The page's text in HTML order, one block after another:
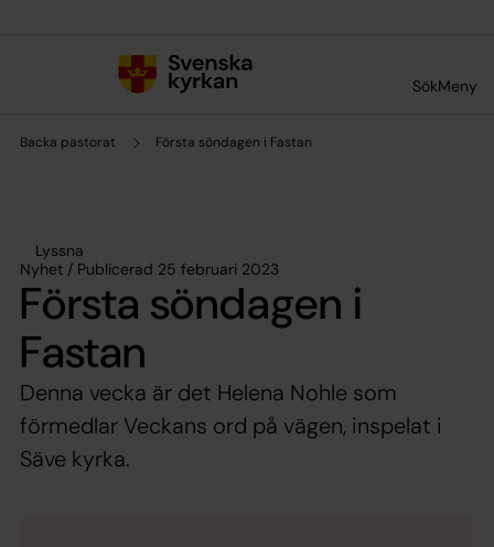
SökMeny
Backa pastorat Första söndagen i Fastan
Lyssna
Nyhet / Publicerad 25 februari 2023
Första söndagen i
Fastan
Denna vecka är det Helena Nohle som
förmedlar Veckans ord på vägen, inspelat i
Säve kyrka.